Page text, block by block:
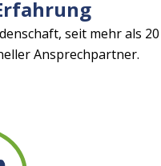
seit mehr als 20
Ansprechpartner.